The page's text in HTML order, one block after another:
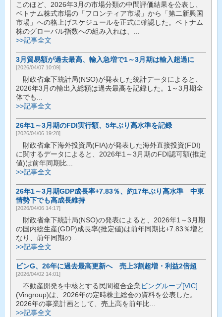
このほど、2026年3月の市場分類の中間評価結果を公表し、
ベトナム株式市場の「フロンティア市場」から「第二新興国
市場」への格上げスケジュールを正式に確認した。ベトナム
株のグローバル指数への組み入れは、...
>>記事全文
3月貿易額が過去最高、輸入急増で1～3月期は輸入超過に
[2026/04/07 10:09]
財政省傘下統計局(NSO)が発表した統計データによると、
2026年3月の輸出入総額は過去最高を記録した。1～3月期全
体でも...
>>記事全文
26年1～3月期のFDI実行額、5年ぶり高水準を記録
[2026/04/06 19:28]
財政省傘下海外投資局(FIA)が発表した海外直接投資(FDI)
に関するデータによると、2026年1～3月期のFDI認可額(推定
値)は前年同期比...
>>記事全文
26年1～3月期GDP成長率+7.83％、約17年ぶり高水準 中東
情勢下でも高成長維持
[2026/04/06 14:17]
財政省傘下統計局(NSO)の発表によると、2026年1～3月期
の国内総生産(GDP)成長率(推定値)は前年同期比+7.83％増と
なり、前年同期の...
>>記事全文
ビンG、26年に過去最高更新へ 売上3割超増・利益2倍超
[2026/04/02 14:01]
不動産開発を中核とする民間複合企業ビングループ[VIC]
(Vingroup)は、2026年の定時株主総会の資料を公表した。
2026年の事業計画として、売上高を前年比...
>>記事全文